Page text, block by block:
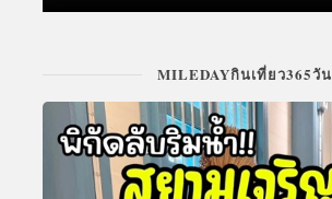
MILEDAYกินเที่ยว365วัน